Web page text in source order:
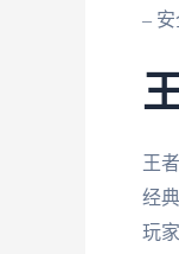
–
王
经
玩